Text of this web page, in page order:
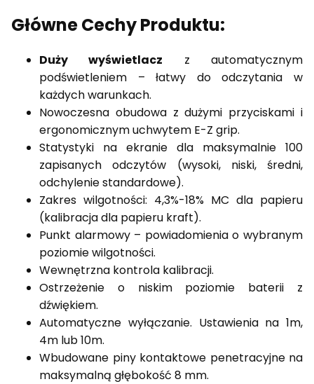
Główne Cechy Produktu:
Duży wyświetlacz z automatycznym
podświetleniem – łatwy do odczytania w
każdych warunkach.
Nowoczesna obudowa z dużymi przyciskami i
ergonomicznym uchwytem E-Z grip.
Statystyki na ekranie dla maksymalnie 100
zapisanych odczytów (wysoki, niski, średni,
odchylenie standardowe).
Zakres wilgotności: 4,3%-18% MC dla papieru
(kalibracja dla papieru kraft).
Punkt alarmowy – powiadomienia o wybranym
poziomie wilgotności.
Wewnętrzna kontrola kalibracji.
Ostrzeżenie o niskim poziomie baterii z
dźwiękiem.
Automatyczne wyłączanie. Ustawienia na 1m,
4m lub 10m.
Wbudowane piny kontaktowe penetracyjne na
maksymalną głębokość 8 mm.